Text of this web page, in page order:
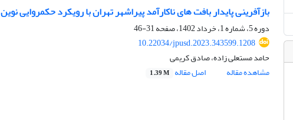
بازآفرینی پایدار بافت های ناکارآمد پیراشهر تهران با رویکرد حکمروایی نوین
دوره 5، شماره 1، خرداد 1402، صفحه
31-46
10.22034/jpusd.2023.343599.1208
حامد مستعلی زاده، صادق کریمی
مشاهده مقاله
اصل مقاله 1.39 M